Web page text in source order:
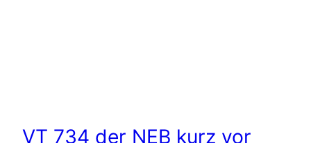
VT 734 der NEB kurz vor